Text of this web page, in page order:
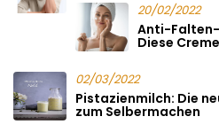
20/02/2022
Anti-
Diese
02/03/2022
Pistazienmilch: Die
zum Selbermachen